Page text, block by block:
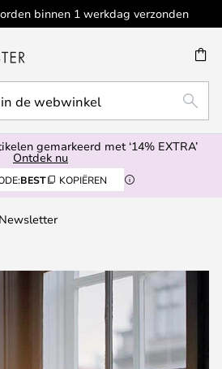
binnen 1 werkdag verzonden
gemarkeerd met ‘14% EXTRA’
Ontdek nu
BEST KOPIËREN
Newsletter